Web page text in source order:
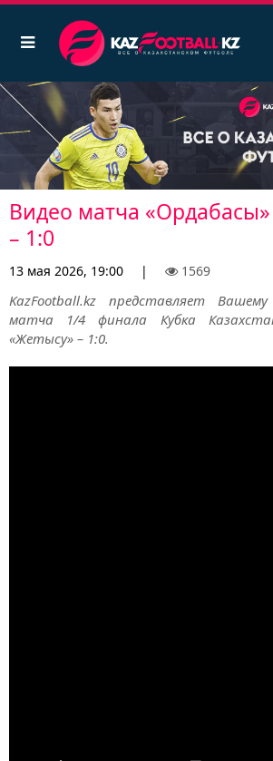
Видео матча
– 1:0
13 мая 2026, 19:00 | 1569
KazFootball.kz представляет
матча 1/4 финала Кубка
«Жетысу» – 1:0.